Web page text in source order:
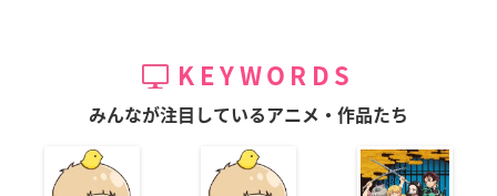
KEYWORDS
みんなが注目しているアニメ・作品たち